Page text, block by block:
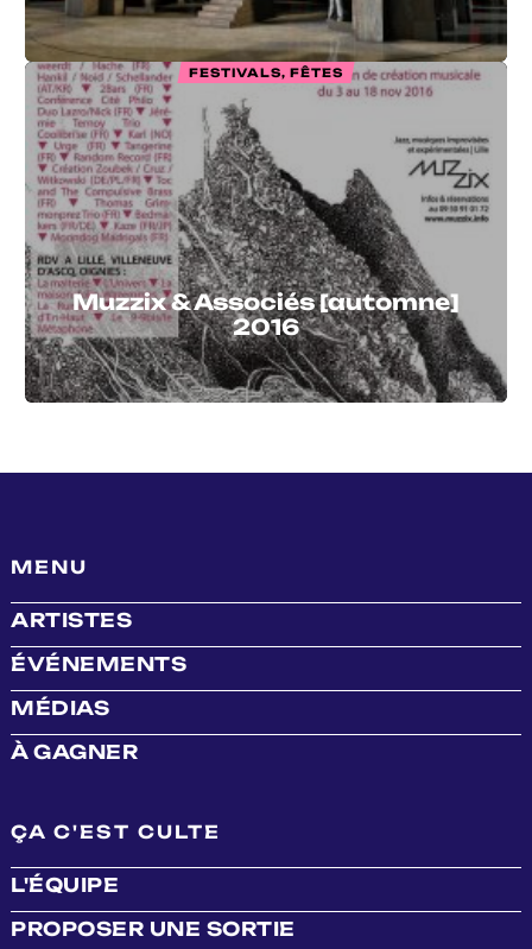
FESTIVALS, FÊTES
Muzzix & Associés [automne]
2016
MENU
ARTISTES
ÉVÉNEMENTS
MÉDIAS
À GAGNER
ÇA C'EST CULTE
L'ÉQUIPE
PROPOSER UNE SORTIE